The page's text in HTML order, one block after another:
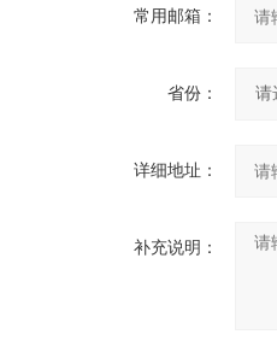
常用邮箱：
省份：
详细地址：
补充说明：